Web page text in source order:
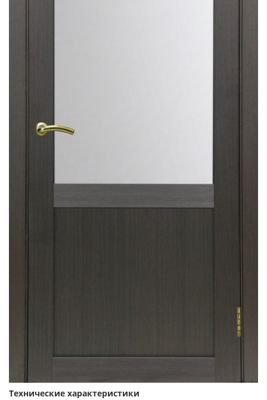
Технические характеристики